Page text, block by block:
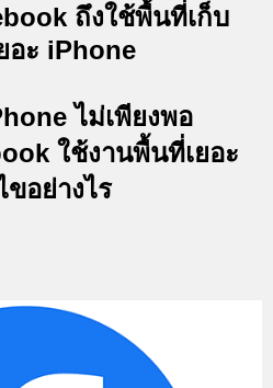
ถึงใช้พื้นที่เก็บ
อะ iPhone
ไม่เพียงพอ
ใช้งานพื้นที่เยอะ
ขอย่างไร